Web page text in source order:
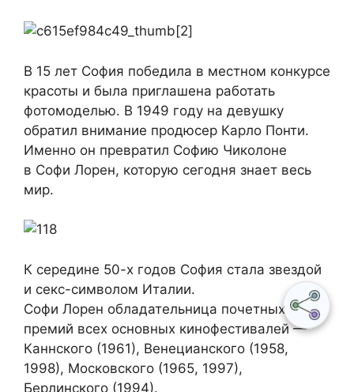
В 15 лет София победила в местном конкурсе
красоты и была приглашена работать
фотомоделью. В 1949 году на девушку
обратил внимание продюсер Карло Понти.
Именно он превратил Софию Чиколоне
в Софи Лорен, которую сегодня знает весь
мир.
К середине 50-х годов София стала звездой
и секс-символом Италии.
Софи Лорен обладательница почетных
премий всех основных кинофестивалей —
Каннского (1961), Венецианского (1958,
1998), Московского (1965, 1997),
Берлинского (1994).